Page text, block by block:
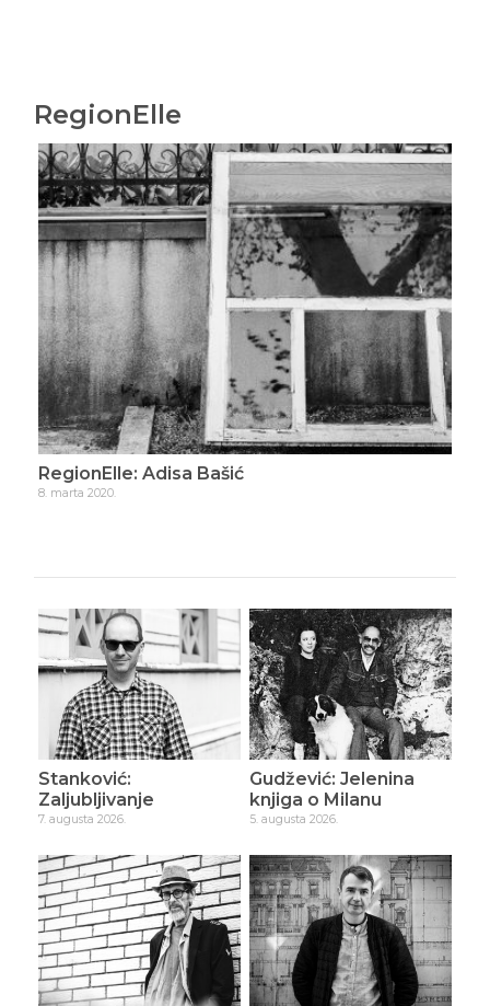
RegionElle
RegionElle: Adisa Bašić
8. marta 2020.
Stanković:
Zaljubljivanje
7. augusta 2026.
Gudžević: Jelenina
knjiga o Milanu
5. augusta 2026.